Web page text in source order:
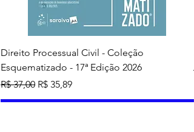
Direito Processual Civil - Coleção
Esquematizado - 17ª Edição 2026
Preço normal
R$ 37,00 Preço promocional
R$ 35,89